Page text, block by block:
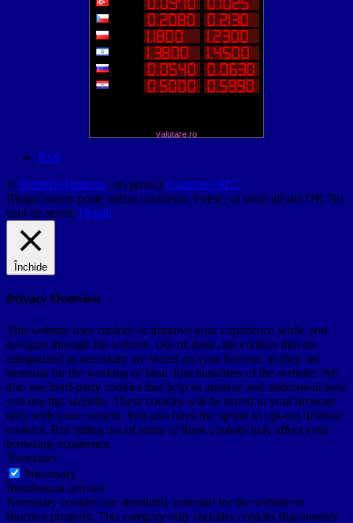
valutare.ro
RSS
© SufletDeTurist.ro | un proiect Gazduire.NET
Blogul nostru poate utiliza cookieuri. Firesc, ca orice alt site.OK Nu
sunt de acord. Detalii
Închide
Privacy Overview
This website uses cookies to improve your experience while you
navigate through the website. Out of these, the cookies that are
categorized as necessary are stored on your browser as they are
essential for the working of basic functionalities of the website. We
also use third-party cookies that help us analyze and understand how
you use this website. These cookies will be stored in your browser
only with your consent. You also have the option to opt-out of these
cookies. But opting out of some of these cookies may affect your
browsing experience.
Necessary
Necessary
Întotdeauna activate
Necessary cookies are absolutely essential for the website to
function properly. This category only includes cookies that ensures